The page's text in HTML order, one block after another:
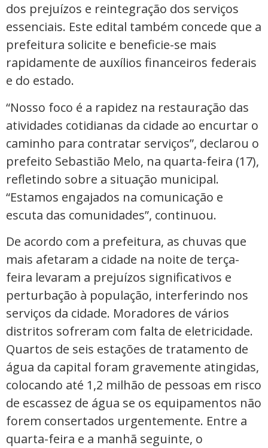
dos prejuízos e reintegração dos serviços
essenciais. Este edital também concede que a
prefeitura solicite e beneficie-se mais
rapidamente de auxílios financeiros federais
e do estado.
“Nosso foco é a rapidez na restauração das
atividades cotidianas da cidade ao encurtar o
caminho para contratar serviços”, declarou o
prefeito Sebastião Melo, na quarta-feira (17),
refletindo sobre a situação municipal.
“Estamos engajados na comunicação e
escuta das comunidades”, continuou.
De acordo com a prefeitura, as chuvas que
mais afetaram a cidade na noite de terça-
feira levaram a prejuízos significativos e
perturbação à população, interferindo nos
serviços da cidade. Moradores de vários
distritos sofreram com falta de eletricidade.
Quartos de seis estações de tratamento de
água da capital foram gravemente atingidas,
colocando até 1,2 milhão de pessoas em risco
de escassez de água se os equipamentos não
forem consertados urgentemente. Entre a
quarta-feira e a manhã seguinte, o